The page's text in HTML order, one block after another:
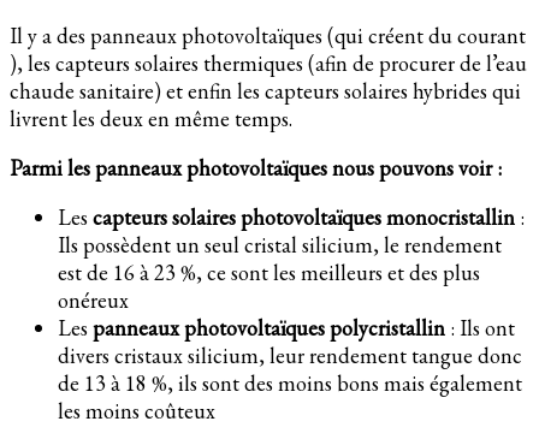
Il y a des panneaux photovoltaïques (qui créent du courant
), les capteurs solaires thermiques (afin de procurer de l’eau
chaude sanitaire) et enfin les capteurs solaires hybrides qui
livrent les deux en même temps.
Parmi les panneaux photovoltaïques nous pouvons voir :
Les capteurs solaires photovoltaïques monocristallin :
Ils possèdent un seul cristal silicium, le rendement
est de 16 à 23 %, ce sont les meilleurs et des plus
onéreux
Les panneaux photovoltaïques polycristallin : Ils ont
divers cristaux silicium, leur rendement tangue donc
de 13 à 18 %, ils sont des moins bons mais également
les moins coûteux